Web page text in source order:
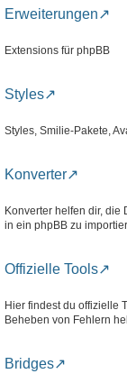
Erweiterungen
Extensions für phpBB
Styles
Styles, Smilie-Pakete,
Konverter
Konverter helfen dir, die
in ein phpBB zu
Offizielle Tools
Hier findest du offizielle
Beheben von Fehlern
Bridges